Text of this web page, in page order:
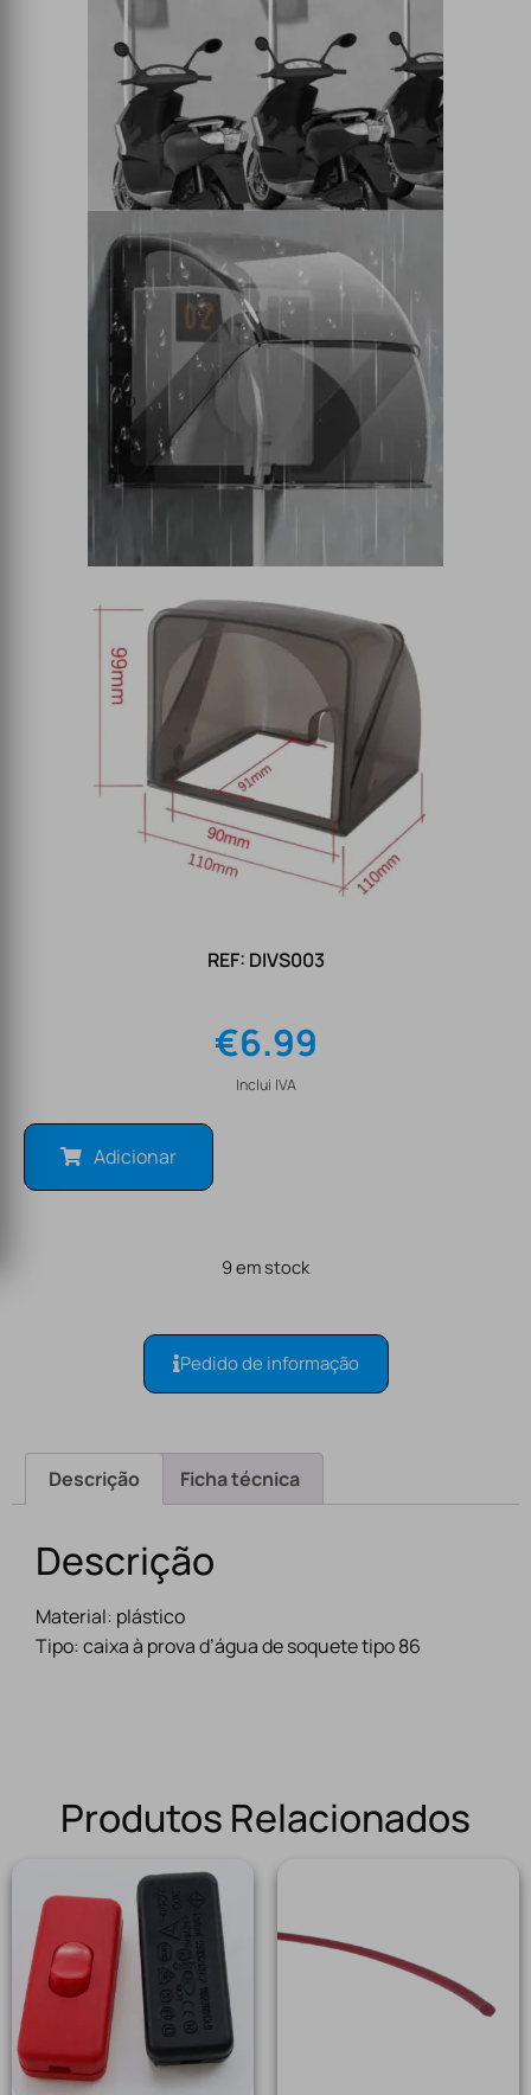
REF: DIVS003
€6.99
Inclui IVA
Adicionar
9 em stock
Pedido de informação
Descrição Ficha técnica
Descrição
Material: plástico
Tipo: caixa à prova d’água de soquete tipo 86
Produtos Relacionados